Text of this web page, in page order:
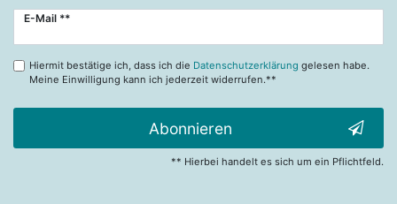
E-Mail **
Newsletter
Hiermit bestätige ich, dass ich die Datenschutzerklärung gelesen habe.
Meine Einwilligung kann ich jederzeit widerrufen.**
Abonnieren
** Hierbei handelt es sich um ein Pflichtfeld.